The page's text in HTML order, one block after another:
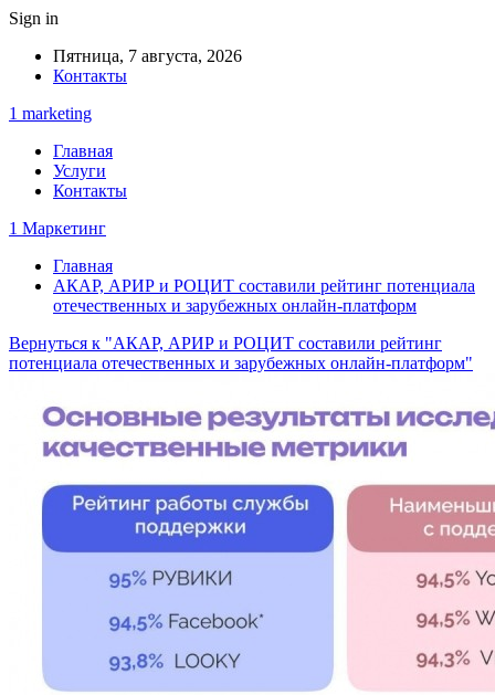
Sign in
Пятница, 7 августа, 2026
Контакты
1 marketing
Главная
Услуги
Контакты
1 Маркетинг
Главная
АКАР, АРИР и РОЦИТ составили рейтинг потенциала
отечественных и зарубежных онлайн-платформ
Вернуться к "АКАР, АРИР и РОЦИТ составили рейтинг
потенциала отечественных и зарубежных онлайн-платформ"